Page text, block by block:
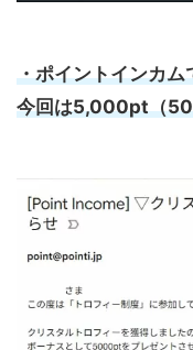
・ポイントインカム
今回は5,000pt（